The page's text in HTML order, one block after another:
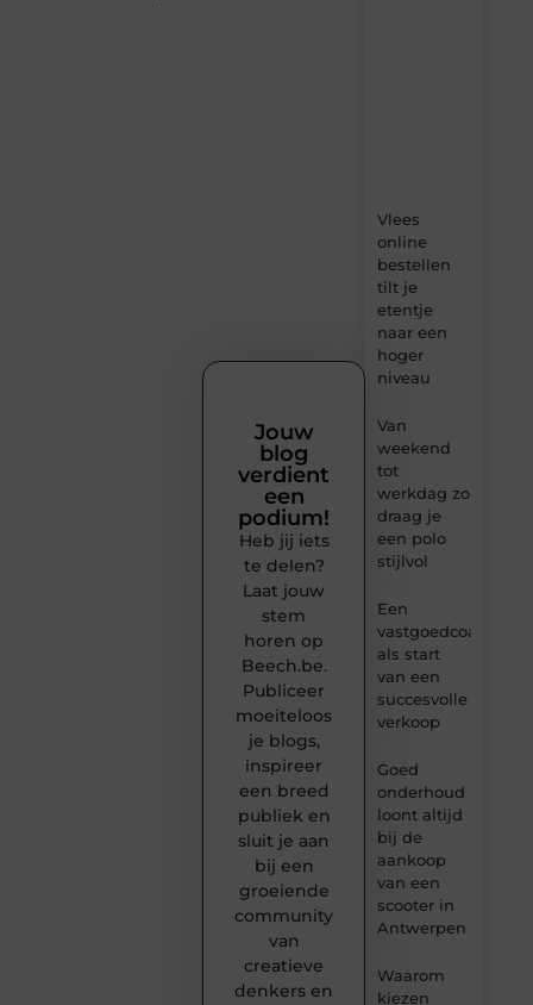
Vlees
online
bestellen
tilt je
etentje
naar een
hoger
niveau
Van
weekend
tot
werkdag zo
draag je
een polo
stijlvol
Een
vastgoedcoach
als start
van een
succesvolle
verkoop
Goed
onderhoud
loont altijd
bij de
aankoop
van een
scooter in
Antwerpen
Waarom
kiezen
Jouw
blog
verdient
een
podium!
Heb jij iets
te delen?
Laat jouw
stem
horen op
Beech.be.
Publiceer
moeiteloos
je blogs,
inspireer
een breed
publiek en
sluit je aan
bij een
groeiende
community
van
creatieve
denkers en